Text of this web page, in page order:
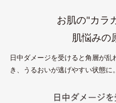
お肌の"カラ
肌悩みの
日中ダメージを受けると角層が
き、うるおいが逃げやすい状態に。